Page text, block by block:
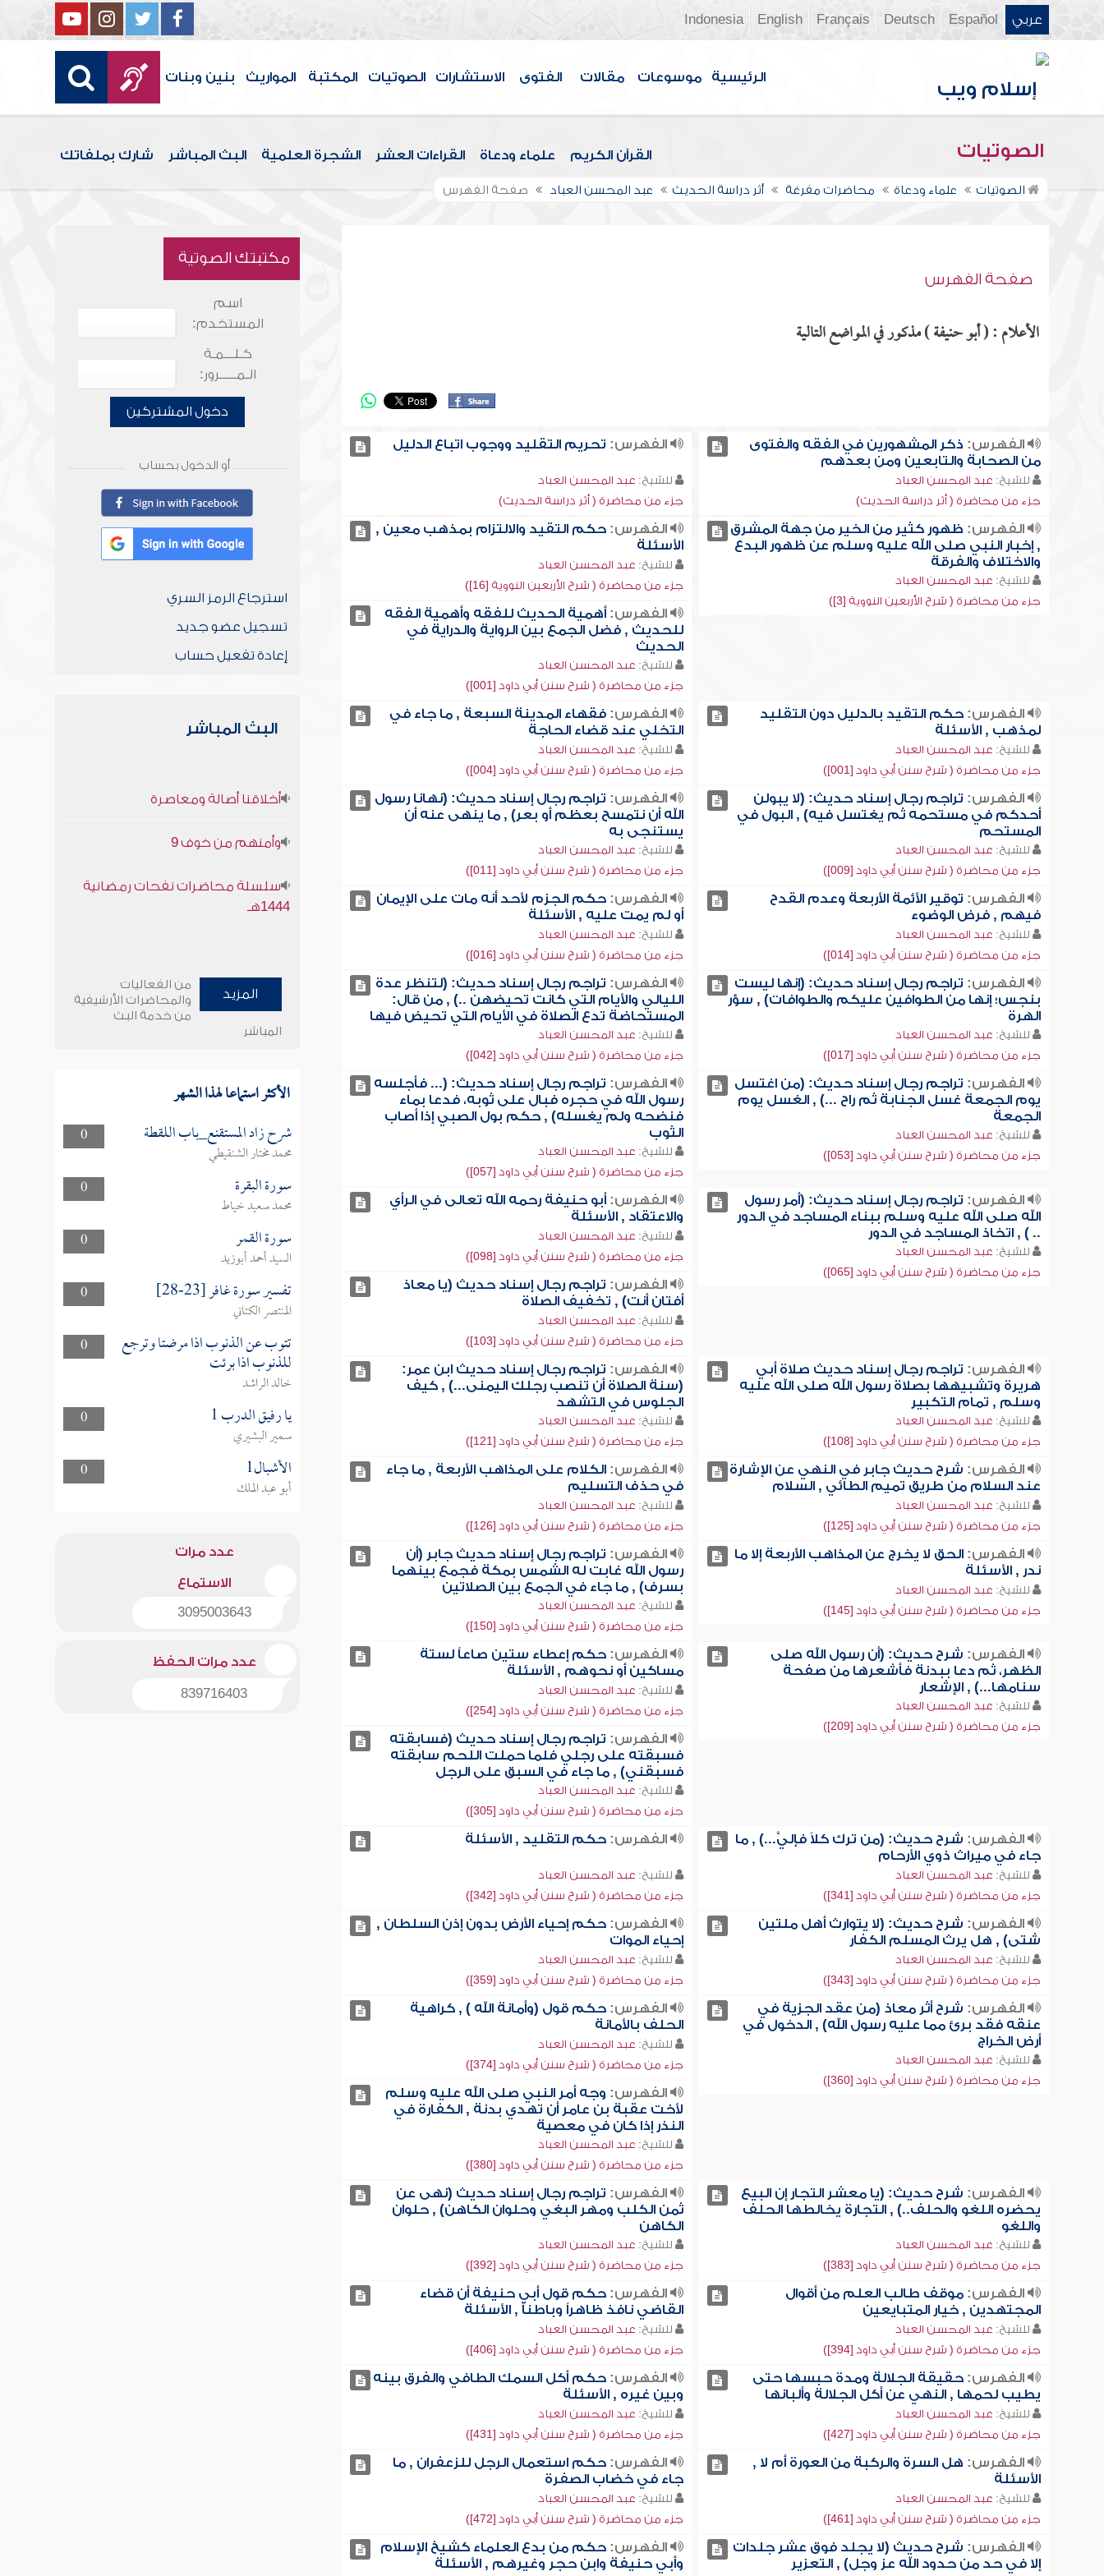
عربي Español
Deutsch
Français
English
Indonesia
الرئيسية موسوعات مقالات الفتوى الاستشارات الصوتيات المكتبة المواريث بنين وبنات
الصوتيات القرآن الكريم علماء ودعاة القراءات العشر الشجرة العلمية البث المباشر شارك بملفاتك
الصوتيات علماء ودعاة محاضرات مفرغة أثر دراسة الحديث عبد المحسن العباد صفحة الفهرس
صفحة الفهرس
الأعلام : ( أبو حنيفة ) مذكور في المواضع التالية
الفهرس: ذكر المشهورين في الفقه والفتوى
من الصحابة والتابعين ومن بعدهم
للشيخ: عبد المحسن العباد
جزء من محاضرة ( أثر دراسة الحديث)
الفهرس: تحريم التقليد ووجوب اتباع الدليل
للشيخ: عبد المحسن العباد
جزء من محاضرة ( أثر دراسة الحديث)
الفهرس: ظهور كثير من الخير من جهة المشرق
, إخبار النبي صلى الله عليه وسلم عن ظهور البدع
والاختلاف والفرقة
للشيخ: عبد المحسن العباد
جزء من محاضرة ( شرح الأربعين النووية [3])
الفهرس: حكم التقيد والالتزام بمذهب معين ,
الأسئلة
للشيخ: عبد المحسن العباد
جزء من محاضرة ( شرح الأربعين النووية [16])
الفهرس: أهمية الحديث للفقه وأهمية الفقه
للحديث , فضل الجمع بين الرواية والدراية في
الحديث
للشيخ: عبد المحسن العباد
جزء من محاضرة ( شرح سنن أبي داود [001])
الفهرس:حكم التقيد بالدليل دون التقليد
لمذهب , الأسئلة
للشيخ: عبد المحسن العباد
جزء من محاضرة ( شرح سنن أبي داود [001])
الفهرس: فقهاء المدينة السبعة , ما جاء في
التخلي عند قضاء الحاجة
للشيخ: عبد المحسن العباد
جزء من محاضرة ( شرح سنن أبي داود [004])
الفهرس: تراجم رجال إسناد حديث: (لا يبولن
أحدكم في مستحمه ثم يغتسل فيه) , البول في
المستحم
للشيخ: عبد المحسن العباد
جزء من محاضرة ( شرح سنن أبي داود [009])
الفهرس: تراجم رجال إسناد حديث: (نهانا رسول
الله أن نتمسح بعظم أو بعر) , ما ينهى عنه أن
يستنجى به
للشيخ: عبد المحسن العباد
جزء من محاضرة ( شرح سنن أبي داود [011])
الفهرس: توقير الأئمة الأربعة وعدم القدح
فيهم , فرض الوضوء
للشيخ: عبد المحسن العباد
جزء من محاضرة ( شرح سنن أبي داود [014])
الفهرس: حكم الجزم لأحد أنه مات على الإيمان
أو لم يمت عليه , الأسئلة
للشيخ: عبد المحسن العباد
جزء من محاضرة ( شرح سنن أبي داود [016])
الفهرس: تراجم رجال إسناد حديث: (إنها ليست
بنجس؛ إنها من الطوافين عليكم والطوافات) , سؤر
الهرة
للشيخ: عبد المحسن العباد
جزء من محاضرة ( شرح سنن أبي داود [017])
الفهرس: تراجم رجال إسناد حديث: (لتنظر عدة
الليالي والأيام التي كانت تحيضهن ..) , من قال:
المستحاضة تدع الصلاة في الأيام التي تحيض فيها
للشيخ: عبد المحسن العباد
جزء من محاضرة ( شرح سنن أبي داود [042])
الفهرس: تراجم رجال إسناد حديث: (من اغتسل
يوم الجمعة غسل الجنابة ثم راح ...) , الغسل يوم
الجمعة
للشيخ: عبد المحسن العباد
جزء من محاضرة ( شرح سنن أبي داود [053])
الفهرس: تراجم رجال إسناد حديث: (... فأجلسه
رسول الله في حجره فبال على ثوبه، فدعا بماء
فنضحه ولم يغسله) , حكم بول الصبي إذا أصاب
الثوب
للشيخ: عبد المحسن العباد
جزء من محاضرة ( شرح سنن أبي داود [057])
الفهرس: تراجم رجال إسناد حديث: (أمر رسول
الله صلى الله عليه وسلم ببناء المساجد في الدور
.. ) , اتخاذ المساجد في الدور
للشيخ: عبد المحسن العباد
جزء من محاضرة ( شرح سنن أبي داود [065])
الفهرس: أبو حنيفة رحمه الله تعالى في الرأي
والاعتقاد , الأسئلة
للشيخ: عبد المحسن العباد
جزء من محاضرة ( شرح سنن أبي داود [098])
الفهرس: تراجم رجال إسناد حديث (يا معاذ
أفتان أنت) , تخفيف الصلاة
للشيخ: عبد المحسن العباد
جزء من محاضرة ( شرح سنن أبي داود [103])
الفهرس: تراجم رجال إسناد حديث صلاة أبي
هريرة وتشبيهها بصلاة رسول الله صلى الله عليه
وسلم , تمام التكبير
للشيخ: عبد المحسن العباد
جزء من محاضرة ( شرح سنن أبي داود [108])
الفهرس: تراجم رجال إسناد حديث ابن عمر:
(سنة الصلاة أن تنصب رجلك اليمنى...) , كيف
الجلوس في التشهد
للشيخ: عبد المحسن العباد
جزء من محاضرة ( شرح سنن أبي داود [121])
الفهرس: شرح حديث جابر في النهي عن الإشارة
عند السلام من طريق تميم الطائي , السلام
للشيخ: عبد المحسن العباد
جزء من محاضرة ( شرح سنن أبي داود [125])
الفهرس: الكلام على المذاهب الأربعة , ما جاء
في حذف التسليم
للشيخ: عبد المحسن العباد
جزء من محاضرة ( شرح سنن أبي داود [126])
الفهرس:الحق لا يخرج عن المذاهب الأربعة إلا ما
ندر , الأسئلة
للشيخ: عبد المحسن العباد
جزء من محاضرة ( شرح سنن أبي داود [145])
الفهرس: تراجم رجال إسناد حديث جابر (أن
رسول الله غابت له الشمس بمكة فجمع بينهما
بسرف) , ما جاء في الجمع بين الصلاتين
للشيخ: عبد المحسن العباد
جزء من محاضرة ( شرح سنن أبي داود [150])
الفهرس: شرح حديث: (أن رسول الله صلى
الظهر، ثم دعا ببدنة فأشعرها من صفحة
سنامها...) , الإشعار
للشيخ: عبد المحسن العباد
جزء من محاضرة ( شرح سنن أبي داود [209])
الفهرس: حكم إعطاء ستين صاعاً لستة
مساكين أو نحوهم , الأسئلة
للشيخ: عبد المحسن العباد
جزء من محاضرة ( شرح سنن أبي داود [254])
الفهرس: تراجم رجال إسناد حديث (فسابقته
فسبقته على رجلي فلما حملت اللحم سابقته
فسبقني) , ما جاء في السبق على الرجل
للشيخ: عبد المحسن العباد
جزء من محاضرة ( شرح سنن أبي داود [305])
الفهرس: شرح حديث: (من ترك كلاً فإليَّ...) , ما
جاء في ميراث ذوي الأرحام
للشيخ: عبد المحسن العباد
جزء من محاضرة ( شرح سنن أبي داود [341])
الفهرس: حكم التقليد , الأسئلة
للشيخ: عبد المحسن العباد
جزء من محاضرة ( شرح سنن أبي داود [342])
الفهرس: شرح حديث: (لا يتوارث أهل ملتين
شتى) , هل يرث المسلم الكفار
للشيخ: عبد المحسن العباد
جزء من محاضرة ( شرح سنن أبي داود [343])
الفهرس: حكم إحياء الأرض بدون إذن السلطان ,
إحياء الموات
للشيخ: عبد المحسن العباد
جزء من محاضرة ( شرح سنن أبي داود [359])
الفهرس: شرح أثر معاذ (من عقد الجزية في
عنقه فقد برئ مما عليه رسول الله) , الدخول في
أرض الخراج
للشيخ: عبد المحسن العباد
جزء من محاضرة ( شرح سنن أبي داود [360])
الفهرس: حكم قول (وأمانة الله ) , كراهية
الحلف بالأمانة
للشيخ: عبد المحسن العباد
جزء من محاضرة ( شرح سنن أبي داود [374])
الفهرس: وجه أمر النبي صلى الله عليه وسلم
لأخت عقبة بن عامر أن تهدي بدنة , الكفارة في
النذر إذا كان في معصية
للشيخ: عبد المحسن العباد
جزء من محاضرة ( شرح سنن أبي داود [380])
الفهرس: شرح حديث: (يا معشر التجار إن البيع
يحضره اللغو والحلف..) , التجارة يخالطها الحلف
واللغو
للشيخ: عبد المحسن العباد
جزء من محاضرة ( شرح سنن أبي داود [383])
الفهرس: تراجم رجال إسناد حديث (نهى عن
ثمن الكلب ومهر البغي وحلوان الكاهن) , حلوان
الكاهن
للشيخ: عبد المحسن العباد
جزء من محاضرة ( شرح سنن أبي داود [392])
الفهرس:موقف طالب العلم من أقوال
المجتهدين , خيار المتبايعين
للشيخ: عبد المحسن العباد
جزء من محاضرة ( شرح سنن أبي داود [394])
الفهرس: حكم قول أبي حنيفة أن قضاء
القاضي نافذ ظاهراً وباطناً , الأسئلة
للشيخ: عبد المحسن العباد
جزء من محاضرة ( شرح سنن أبي داود [406])
الفهرس:حقيقة الجلالة ومدة حبسها حتى
يطيب لحمها , النهي عن أكل الجلالة وألبانها
للشيخ: عبد المحسن العباد
جزء من محاضرة ( شرح سنن أبي داود [427])
الفهرس: حكم أكل السمك الطافي والفرق بينه
وبين غيره , الأسئلة
للشيخ: عبد المحسن العباد
جزء من محاضرة ( شرح سنن أبي داود [431])
الفهرس: هل السرة والركبة من العورة أم لا ,
الأسئلة
للشيخ: عبد المحسن العباد
جزء من محاضرة ( شرح سنن أبي داود [461])
الفهرس: حكم استعمال الرجل للزعفران , ما
جاء في خضاب الصفرة
للشيخ: عبد المحسن العباد
جزء من محاضرة ( شرح سنن أبي داود [472])
الفهرس: شرح حديث (لا يجلد فوق عشر جلدات
إلا في حد من حدود الله عز وجل) , التعزير
الفهرس: حكم من بدع العلماء كشيخ الإسلام
وأبي حنيفة وابن حجر وغيرهم , الأسئلة
مكتبتك الصوتية
اسم
المستخدم:
كـلـــمـة
الـمـــــرور:
دخول المشتركين
أو الدخول بحساب
استرجاع الرمز السري
تسجيل عضو جديد
إعادة تفعيل حساب
البث المباشر
أخلاقنا أصالة ومعاصرة
وأمنهم من خوف 9
سلسلة محاضرات نفحات رمضانية
1444هـ
المزيد
من الفعاليات
والمحاضرات الأرشيفية
من خدمة البث
المباشر
الأكثر استماعا لهذا الشهر
0 شرح زاد المستقنع_باب اللقطة
محمد مختار الشنقيطي
0
سورة البقرة
محمد سعيد خياط
0
سورة القمر
السيد أحمد أبوزيد
0
تفسير سورة غافر [23-28]
المنتصر الكتاني
0
تتوب عن الذنوب اذا مرضتا وترجع
للذنوب اذا برئت
خالد الراشد
0
يا رفيق الدرب 1
سمير البشيري
0
الأشبال1
أبو عبد الملك
عدد مرات
الاستماع
3095003643
عدد مرات الحفظ
839716403